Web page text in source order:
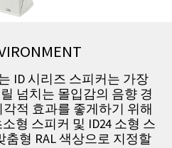
ID 시리즈 스피커는 가장
넘치는 몰입감의 음향 경
적 효과를 좋게하기 위해
형 스피커 및 ID24 소형 스
형 RAL 색상으로 지정할